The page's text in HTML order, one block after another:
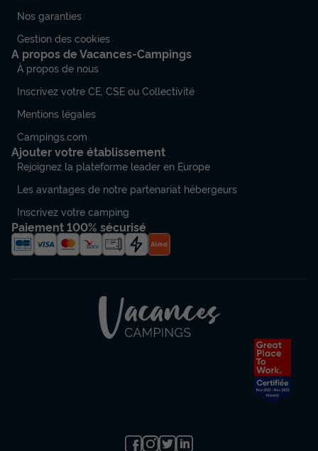
Nos garanties
Gestion des cookies
A propos de Vacances-Campings
À propos de nous
Inscrivez votre CE, CSE ou Collectivité
Mentions légales
Campings.com
Ajouter votre établissement
Rejoignez la plateforme leader en Europe
Les avantages de notre partenariat hébergeurs
Inscrivez votre camping
Paiement 100% sécurisé